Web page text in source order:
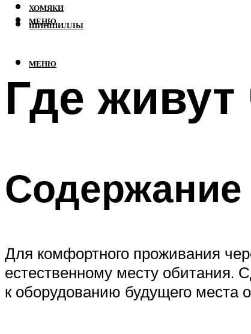
ХОМЯКИ
ШИНШИЛЛЫ
МЕНЮ
МЕНЮ
Где живут
Для комфортного проживания
естественному месту обитания.
к оборудованию будущего места